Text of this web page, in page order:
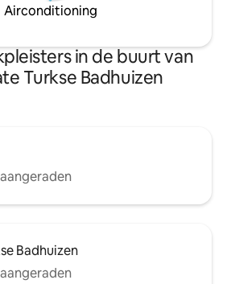
Airconditioning
in de buurt van
Turkse Badhuizen
Badhuizen